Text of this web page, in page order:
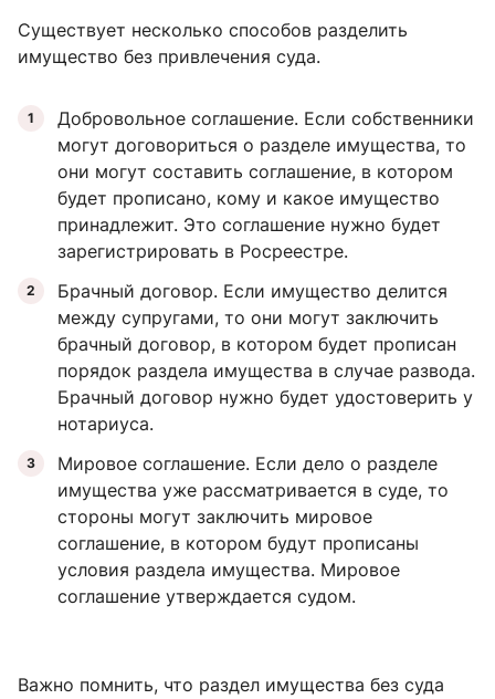
Существует несколько способов разделить
имущество без привлечения суда.
Добровольное соглашение. Если собственники
могут договориться о разделе имущества, то
они могут составить соглашение, в котором
будет прописано, кому и какое имущество
принадлежит. Это соглашение нужно будет
зарегистрировать в Росреестре.
Брачный договор. Если имущество делится
между супругами, то они могут заключить
брачный договор, в котором будет прописан
порядок раздела имущества в случае развода.
Брачный договор нужно будет удостоверить у
нотариуса.
Мировое соглашение. Если дело о разделе
имущества уже рассматривается в суде, то
стороны могут заключить мировое
соглашение, в котором будут прописаны
условия раздела имущества. Мировое
соглашение утверждается судом.
Важно помнить, что раздел имущества без суда